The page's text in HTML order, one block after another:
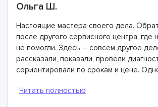
Ольга Ш.
Настоящие мастера своего дела.
после другого сервисного центра, где
не помогли. Здесь – совсем другое
рассказали, показали, провели
сориентировали по срокам и цене.